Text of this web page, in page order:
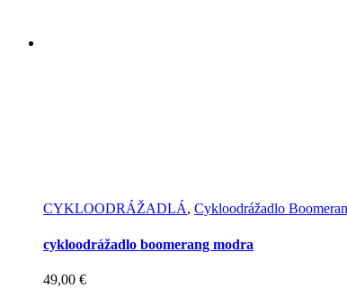
CYKLOODRÁŽADLÁ, Cykloodrážadlo
cykloodrážadlo boomerang modra
49,00 €